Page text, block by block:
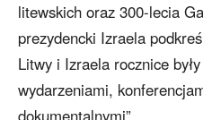
litewskich oraz 300-lecia
prezydencki Izraela
Litwy i Izraela rocznice
wydarzeniami,